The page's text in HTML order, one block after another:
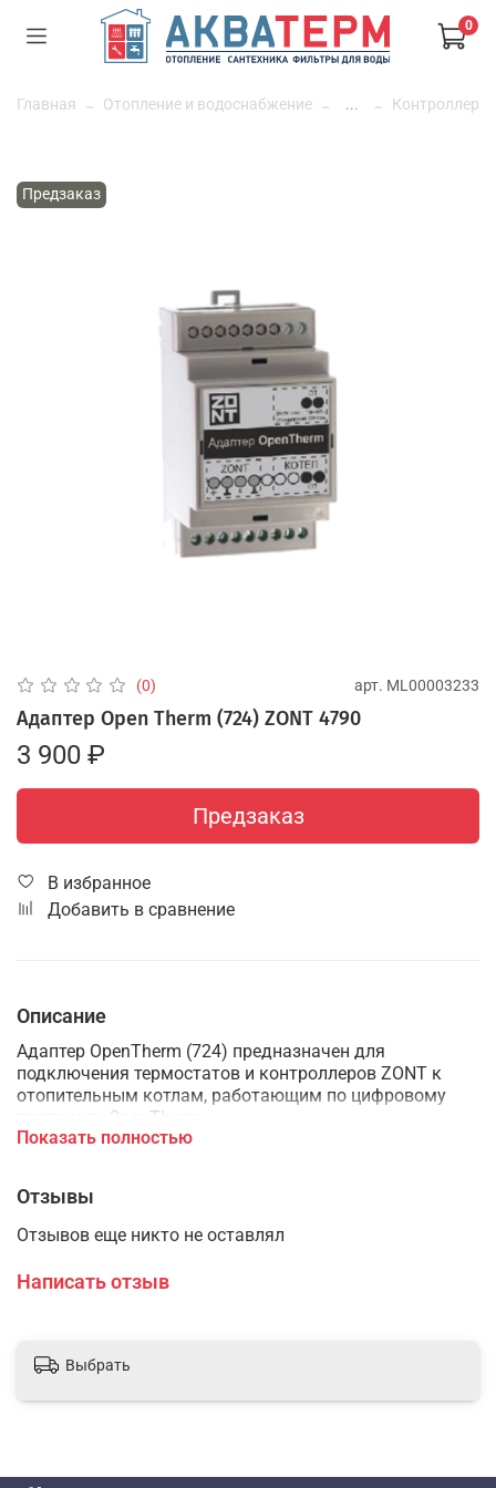
0
Главная Отопление и водоснабжение ... Контроллер
Предзаказ
(0) арт. ML00003233
Адаптер Open Therm (724) ZONT 4790
3 900 ₽
Предзаказ
В избранное
Добавить в сравнение
Описание
Адаптер OpenTherm (724) предназначен для
подключения термостатов и контроллеров ZONT к
отопительным котлам, работающим по цифровому
протоколу OpenTherm.
Управление по цифровой шине обеспечивает:
штатную работу функции модуляции мощности котла,
контроль рабочих параметров котла,
индикацию аварий и ошибок.
При управлении по цифровой шине термостат или
Показать полностью
Отзывы
Отзывов еще никто не оставлял
Написать отзыв
Выбрать